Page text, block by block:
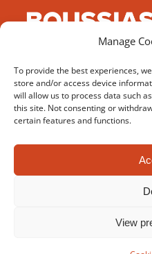
Manage
To provide the best experiences,
store and/or access device
will allow us to process data such
this site. Not consenting or
certain features and functions.
View
B2B media company,
in organising
Reserved | Powered